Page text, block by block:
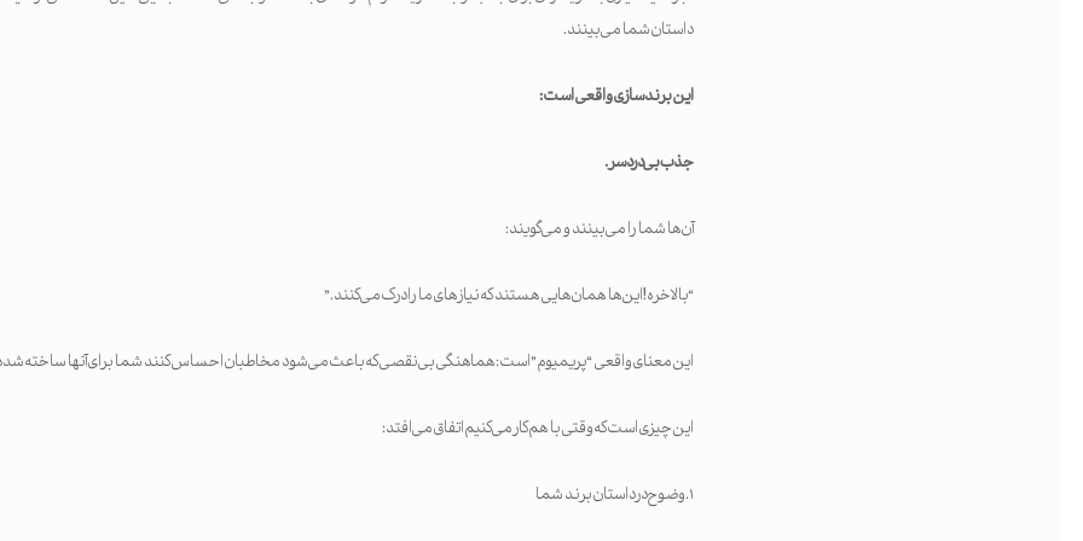
داستان شما می‌بینند.
این برندسازی واقعی است:
جذب بی‌دردسر.
آن‌ها شما را می‌بینند و می‌گویند:
“بالاخره! این‌ها همان‌هایی هستند که نیازهای ما را درک می‌کنند.”
این معنای واقعی “پریمیوم” است: هماهنگی بی‌نقصی که باعث می‌شود مخاطبان احساس کنند شما برای آنها ساخته
این چیزی است که وقتی با هم کار می‌کنیم اتفاق می‌افتد:
۱. وضوح در داستان برند شما